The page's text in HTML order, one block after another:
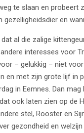
te slaan en probeert
gezelligheidsdier en
al die zalige
interesses voor
– gelukkig – niet
en met zijn grote lijf in
in Eemnes. Dan
ook laten zien op de
stel, Rooster en
gezondheid en